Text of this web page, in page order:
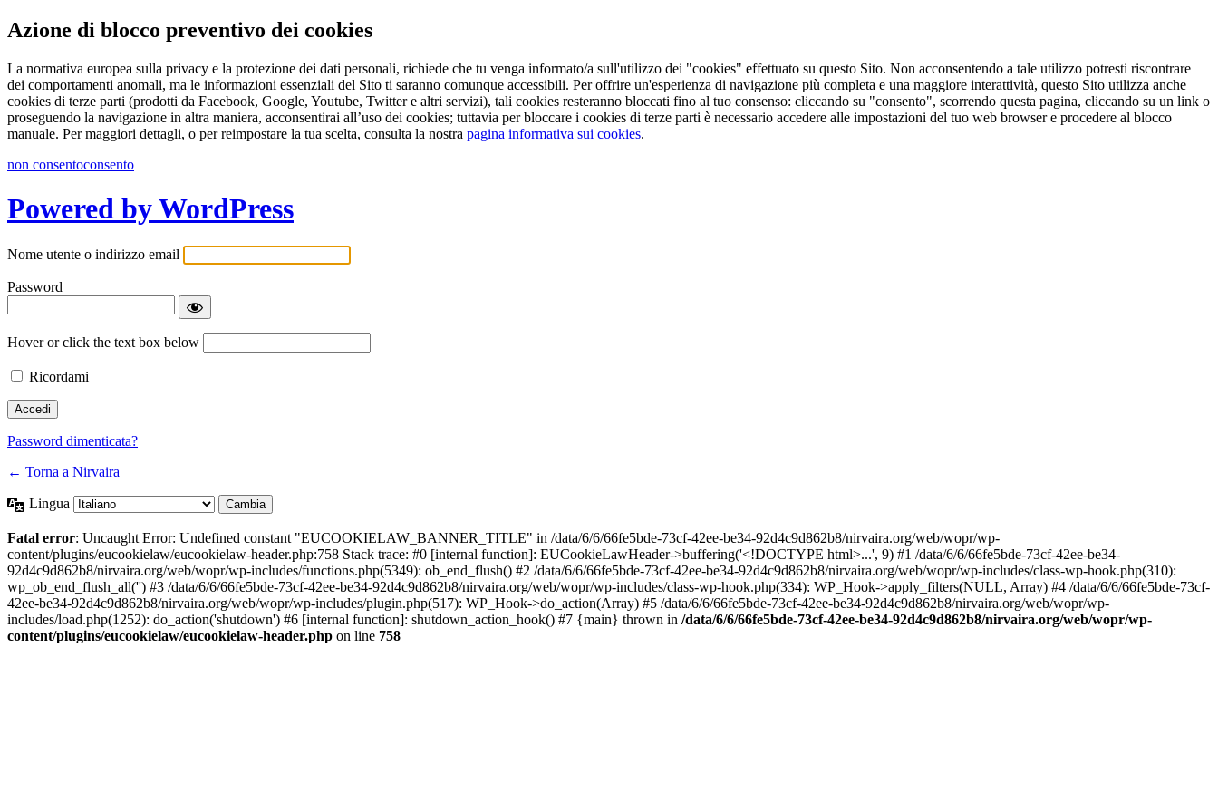
Azione di blocco preventivo dei cookies
La normativa europea sulla privacy e la protezione dei dati personali, richiede che tu venga informato/a sull'utilizzo dei "cookies" effettuato su questo Sito. Non acconsentendo a tale utilizzo potresti riscontrare
dei comportamenti anomali, ma le informazioni essenziali del Sito ti saranno comunque accessibili. Per offrire un'esperienza di navigazione più completa e una maggiore interattività, questo Sito utilizza anche
cookies di terze parti (prodotti da Facebook, Google, Youtube, Twitter e altri servizi), tali cookies resteranno bloccati fino al tuo consenso: cliccando su "consento", scorrendo questa pagina, cliccando su un link o
proseguendo la navigazione in altra maniera, acconsentirai all’uso dei cookies; tuttavia per bloccare i cookies di terze parti è necessario accedere alle impostazioni del tuo web browser e procedere al blocco
manuale. Per maggiori dettagli, o per reimpostare la tua scelta, consulta la nostra pagina informativa sui cookies.
non consentoconsento
Powered by WordPress
Nome utente o indirizzo email
Password
Hover or click the text box below
Ricordami
Password dimenticata?
← Torna a Nirvaira
Lingua
Fatal error: Uncaught Error: Undefined constant "EUCOOKIELAW_BANNER_TITLE" in /data/6/6/66fe5bde-73cf-42ee-be34-92d4c9d862b8/nirvaira.org/web/wopr/wp-
content/plugins/eucookielaw/eucookielaw-header.php:758 Stack trace: #0 [internal function]: EUCookieLawHeader->buffering('<!DOCTYPE html>...', 9) #1 /data/6/6/66fe5bde-73cf-42ee-be34-
92d4c9d862b8/nirvaira.org/web/wopr/wp-includes/functions.php(5349): ob_end_flush() #2 /data/6/6/66fe5bde-73cf-42ee-be34-92d4c9d862b8/nirvaira.org/web/wopr/wp-includes/class-wp-hook.php(310):
wp_ob_end_flush_all('') #3 /data/6/6/66fe5bde-73cf-42ee-be34-92d4c9d862b8/nirvaira.org/web/wopr/wp-includes/class-wp-hook.php(334): WP_Hook->apply_filters(NULL, Array) #4 /data/6/6/66fe5bde-73cf-
42ee-be34-92d4c9d862b8/nirvaira.org/web/wopr/wp-includes/plugin.php(517): WP_Hook->do_action(Array) #5 /data/6/6/66fe5bde-73cf-42ee-be34-92d4c9d862b8/nirvaira.org/web/wopr/wp-
includes/load.php(1252): do_action('shutdown') #6 [internal function]: shutdown_action_hook() #7 {main} thrown in /data/6/6/66fe5bde-73cf-42ee-be34-92d4c9d862b8/nirvaira.org/web/wopr/wp-
content/plugins/eucookielaw/eucookielaw-header.php on line 758